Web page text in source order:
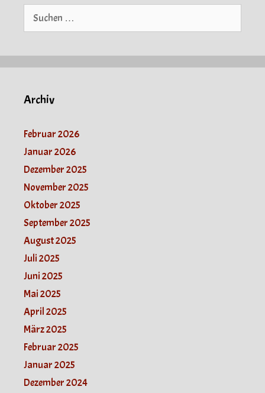
Archiv
Februar 2026
Januar 2026
Dezember 2025
November 2025
Oktober 2025
September 2025
August 2025
Juli 2025
Juni 2025
Mai 2025
April 2025
März 2025
Februar 2025
Januar 2025
Dezember 2024